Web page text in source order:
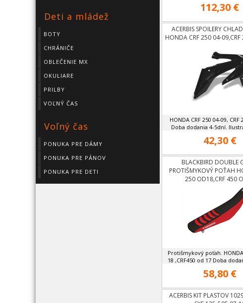
Deti a mládež
BOTY
CHRÁNIČE
OBLEČENIE MX
OKULIARE
PRILBY
VOĽNÝ ČAS
Voľný čas
PONUKA PRE DÁMY
PONUKA PRE PÁNOV
PONUKA PRE DETI
112,30 €
ACERBIS SPOILERY
HONDA CRF 250 04-
HONDA CRF 250 04-09, CRF
Doba dodania 4-5dní.
42,30 €
BLACKBIRD DOUBLE
PROTIŠMYKOVÝ POŤAH
250 OD18,CRF 450
Protišmykový poťah. HONDA
18 ,CRF450 od 17 Doba
58,80 €
ACERBIS KIT PLASTOV